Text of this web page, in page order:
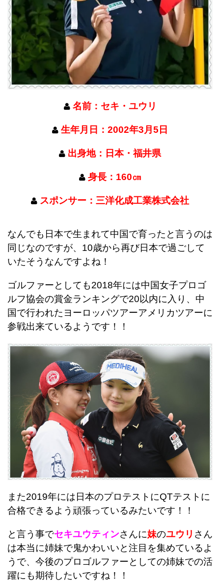
名前：セキ・ユウリ
生年月日：2002年3月5日
出身地：日本・福井県
身長：160㎝
スポンサー：三洋化成工業株式会社
なんでも日本で生まれて中国で育ったと言うのは
同じなのですが、10歳から再び日本で過ごして
いたそうなんですよね！
ゴルファーとしても2018年には中国女子プロゴ
ルフ協会の賞金ランキングで20以内に入り、中
国で行われたヨーロッパツアーアメリカツアーに
参戦出来ているようです！！
また2019年には日本のプロテストにQTテストに
合格できるよう頑張っているみたいです！！
と言う事でセキユウティンさんに妹のユウリ さん
は本当に姉妹で鬼かわいいと注目を集めているよ
うで、今後のプロゴルファーとしての姉妹での活
躍にも期待したいですね！！